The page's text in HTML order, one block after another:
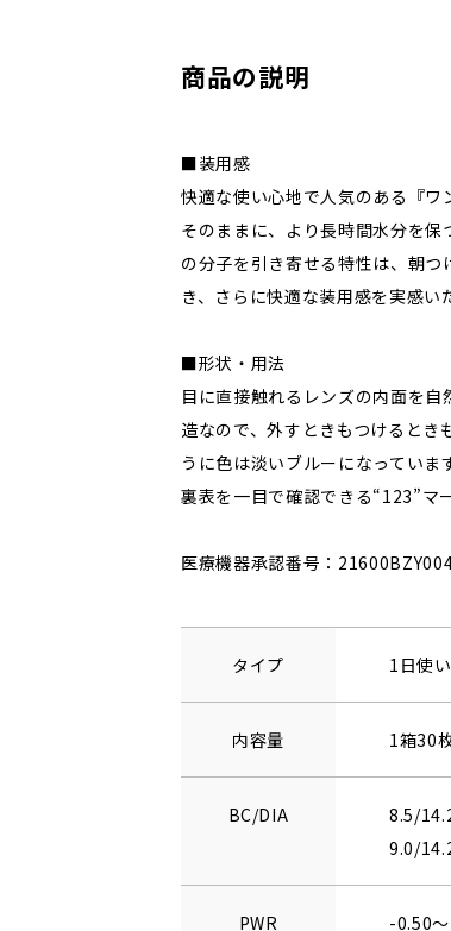
商品の説明
■装用感
快適な使い心地で人気のある『
そのままに、より長時間水分を
の分子を引き寄せる特性は、朝
き、さらに快適な装用感を実感い
■形状・用法
目に直接触れるレンズの内面を
造なので、外すときもつけるとき
うに色は淡いブルーになっていま
裏表を一目で確認できる“123”マ
医療機器承認番号：
タイプ 1日使
内容量 1箱30
BC/DIA
8.5/
9.0/
PWR -0.50